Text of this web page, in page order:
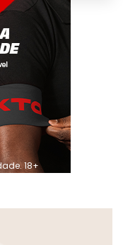
18+